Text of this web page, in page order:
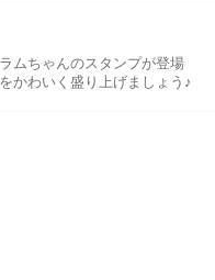
ムちゃんのスタンプが登場
かわいく盛り上げましょう♪